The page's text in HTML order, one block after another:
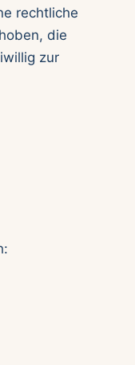
rechtliche
die
zur